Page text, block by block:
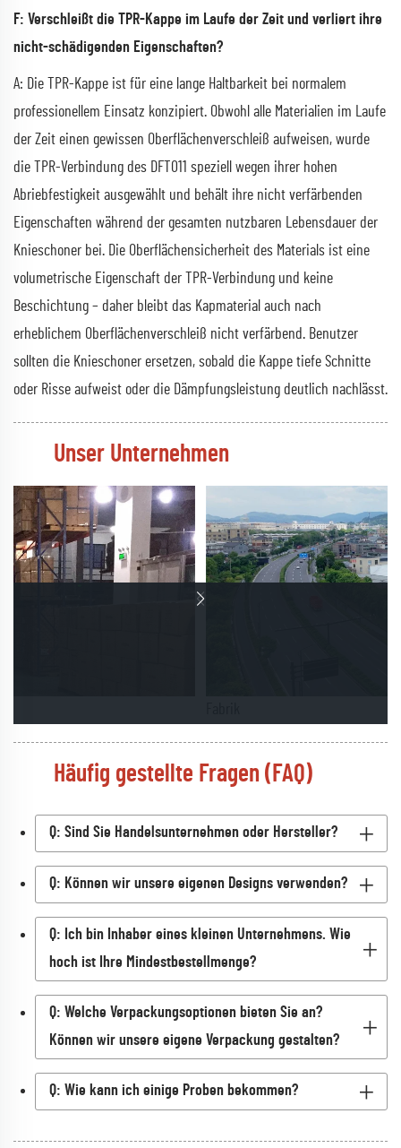
F: Verschleißt die TPR-Kappe im Laufe der Zeit und verliert ihre
nicht-schädigenden Eigenschaften?
A: Die TPR-Kappe ist für eine lange Haltbarkeit bei normalem
professionellem Einsatz konzipiert. Obwohl alle Materialien im Laufe
der Zeit einen gewissen Oberflächenverschleiß aufweisen, wurde
die TPR-Verbindung des DFT011 speziell wegen ihrer hohen
Abriebfestigkeit ausgewählt und behält ihre nicht verfärbenden
Eigenschaften während der gesamten nutzbaren Lebensdauer der
Knieschoner bei. Die Oberflächensicherheit des Materials ist eine
volumetrische Eigenschaft der TPR-Verbindung und keine
Beschichtung – daher bleibt das Kapmaterial auch nach
erheblichem Oberflächenverschleiß nicht verfärbend. Benutzer
sollten die Knieschoner ersetzen, sobald die Kappe tiefe Schnitte
oder Risse aufweist oder die Dämpfungsleistung deutlich nachlässt.
Unser Unternehmen
Häufig gestellte Fragen (FAQ)
Q: Sind Sie Handelsunternehmen oder Hersteller?
Q: Können wir unsere eigenen Designs verwenden?
Q: Ich bin Inhaber eines kleinen Unternehmens. Wie
hoch ist Ihre Mindestbestellmenge?
Q: Welche Verpackungsoptionen bieten Sie an?
Können wir unsere eigene Verpackung gestalten?
Q: Wie kann ich einige Proben bekommen?